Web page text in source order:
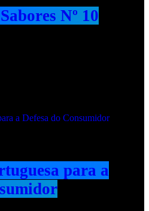
Nº 10
para a